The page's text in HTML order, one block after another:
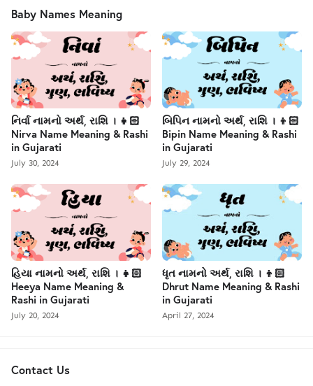
Baby Names Meaning
નિર્વા નામનો અર્થ, રાશિ । 👧🏻
Nirva Name Meaning & Rashi
in Gujarati
July 30, 2024
બિપિન નામનો અર્થ, રાશિ । 👦🏻
Bipin Name Meaning & Rashi
in Gujarati
July 29, 2024
હિયા નામનો અર્થ, રાશિ । 👧🏻
Heeya Name Meaning &
Rashi in Gujarati
July 20, 2024
ધૃત નામનો અર્થ, રાશિ । 👦🏻
Dhrut Name Meaning & Rashi
in Gujarati
April 27, 2024
Contact Us